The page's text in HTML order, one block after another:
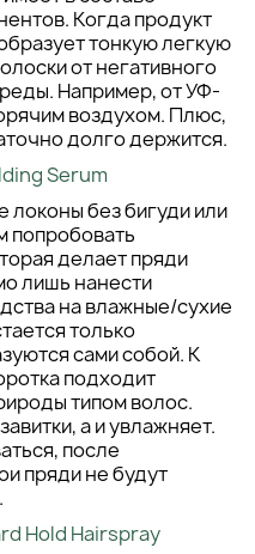
Когда продукт
тонкую легкую
от негативного
Например, от УФ-
воздухом. Плюс,
долго держится.
Serum
локоны без бигуди или
попробовать
делает пряди
лишь нанести
на влажные/сухие
только
сами собой. К
подходит
типом волос.
а и увлажняет.
после
пряди не будут
Hold Hairspray